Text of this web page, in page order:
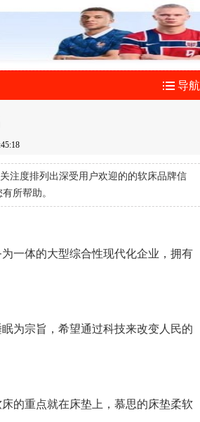
导航
注度排列出深受用户欢迎的的软床品牌信
所帮助。
一体的大型综合性现代化企业，拥有
为宗旨，希望通过科技来改变人民的
的重点就在床垫上，慕思的床垫柔软